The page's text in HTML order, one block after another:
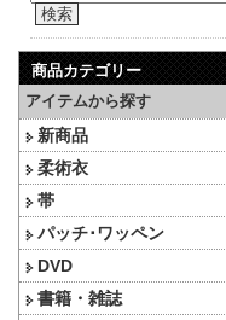
検索
商品カテゴリー
アイテムから探す
新商品
柔術衣
帯
パッチ･ワッペン
DVD
書籍・雑誌